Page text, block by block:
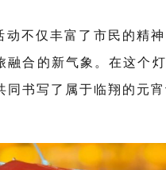
动不仅丰富了市民的精
融合的新气象。在这个
同书写了属于临翔的元